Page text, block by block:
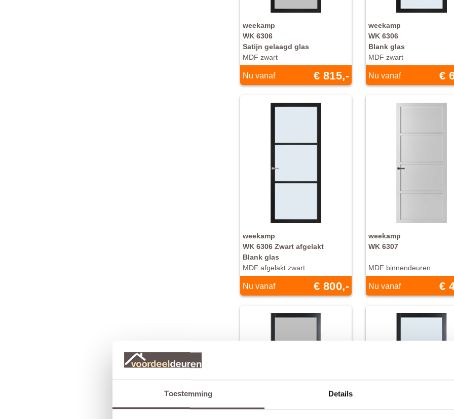
Toestemming Details
weekamp
WK 6306
Satijn gelaagd glas
MDF zwart
Nu vanaf € 815,-
weekamp
WK 6306
Blank glas
MDF zwart
Nu vanaf €
weekamp
WK 6306 Zwart afgelakt
Blank glas
MDF afgelakt zwart
Nu vanaf € 800,-
weekamp
WK 6307
MDF binnendeuren
Nu vanaf €